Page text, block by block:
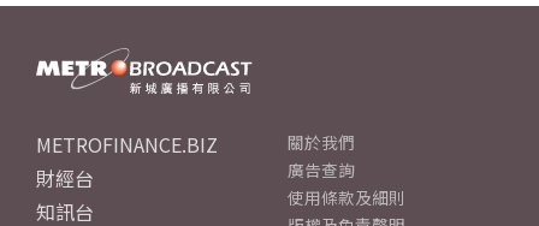
METROFINANCE.BIZ
財經台
知訊台
關於我們
廣告查詢
使用條款及細則